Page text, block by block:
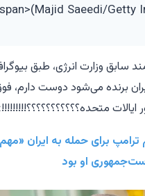
Saeedi/Getty
برنده می‌شود دوست دارم،
برای حمله به ایران
او بود